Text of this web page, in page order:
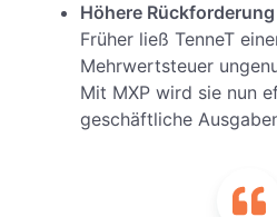
Höhere
Früher ließ TenneT
Mehrwertsteuer
Mit MXP wird sie nun
geschäftliche